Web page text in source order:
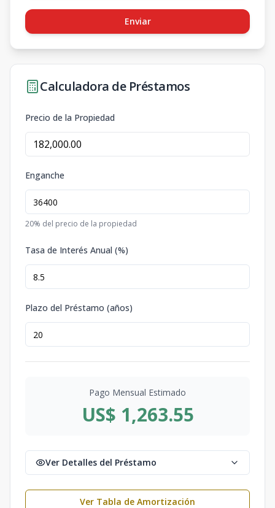
Enviar
Calculadora de Préstamos
Precio de la Propiedad
Enganche
20% del precio de la propiedad
Tasa de Interés Anual (%)
Plazo del Préstamo (años)
Pago Mensual Estimado
US$ 1,263.55
Ver Detalles del Préstamo
Ver Tabla de Amortización